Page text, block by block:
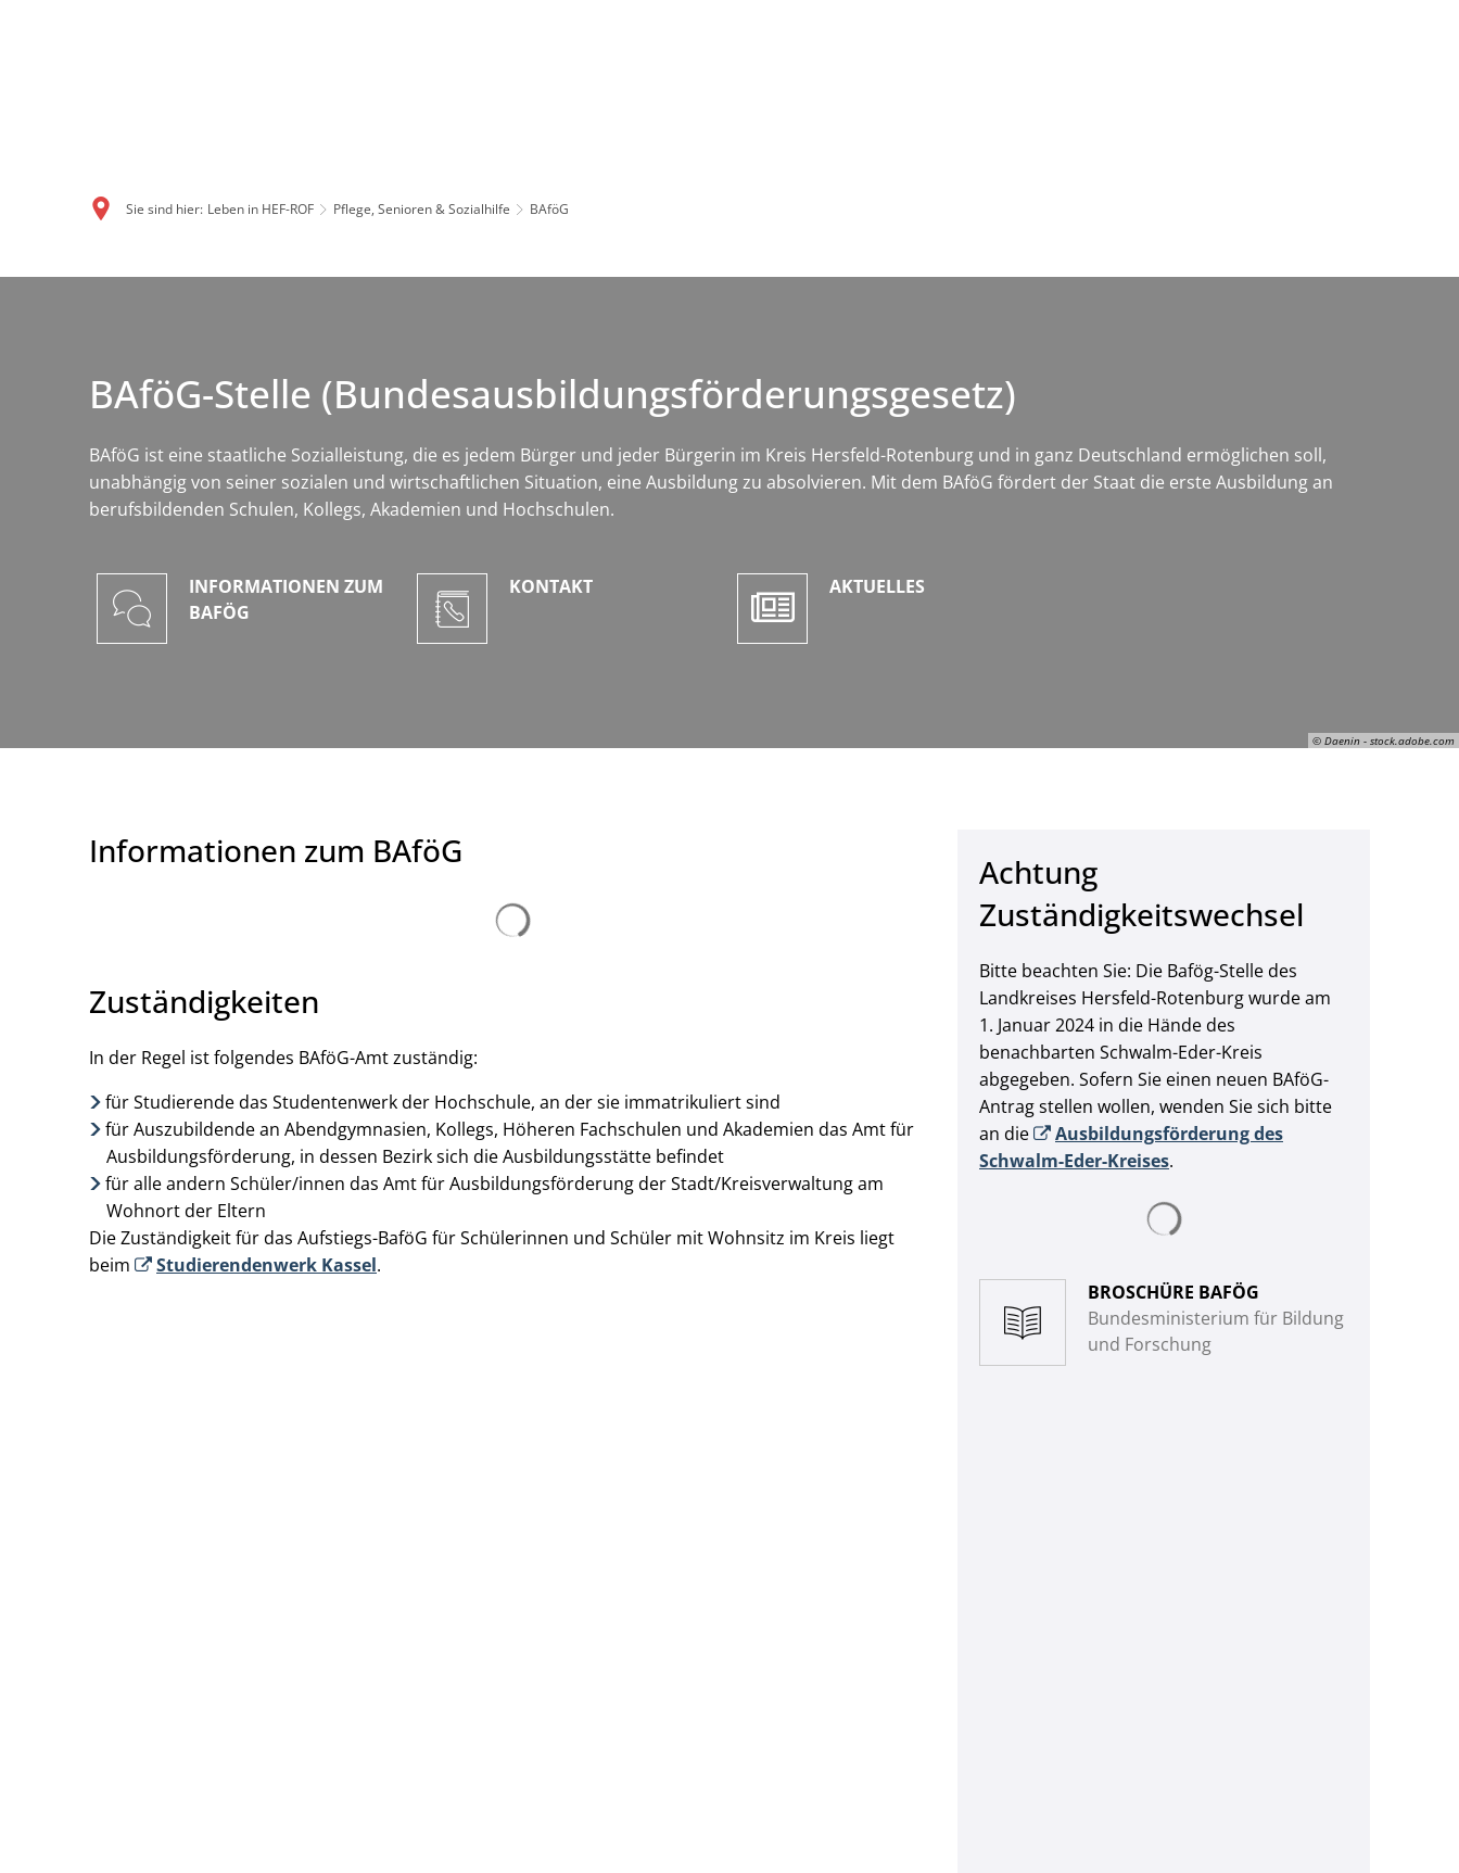
Sie sind hier: Leben in HEF-ROF Pflege, Senioren & Sozialhilfe BAföG
© Daenin - stock.adobe.com
BAföG-Stelle (Bundesausbildungsförderungsgesetz)
BAföG ist eine staatliche Sozialleistung, die es jedem Bürger und jeder Bürgerin im Kreis Hersfeld-Rotenburg und in ganz Deutschland ermöglichen soll,
unabhängig von seiner sozialen und wirtschaftlichen Situation, eine Ausbildung zu absolvieren. Mit dem BAföG fördert der Staat die erste Ausbildung an
berufsbildenden Schulen, Kollegs, Akademien und Hochschulen.
INFORMATIONEN ZUM
BAFÖG
KONTAKT AKTUELLES
Informationen zum BAföG
Zuständigkeiten
In der Regel ist folgendes BAföG-Amt zuständig:
für Studierende das Studentenwerk der Hochschule, an der sie immatrikuliert sind
für Auszubildende an Abendgymnasien, Kollegs, Höheren Fachschulen und Akademien das Amt für
Ausbildungsförderung, in dessen Bezirk sich die Ausbildungsstätte befindet
für alle andern Schüler/innen das Amt für Ausbildungsförderung der Stadt/Kreisverwaltung am
Wohnort der Eltern
Die Zuständigkeit für das Aufstiegs-BaföG für Schülerinnen und Schüler mit Wohnsitz im Kreis liegt
beim
Studierendenwerk Kassel.
Achtung
Zuständigkeitswechsel
Bitte beachten Sie: Die Bafög-Stelle des
Landkreises Hersfeld-Rotenburg wurde am
1. Januar 2024 in die Hände des
benachbarten Schwalm-Eder-Kreis
abgegeben. Sofern Sie einen neuen BAföG-
Antrag stellen wollen, wenden Sie sich bitte
an die
Ausbildungsförderung des
Schwalm-Eder-Kreises.
BROSCHÜRE BAFÖG
Bundesministerium für Bildung
und Forschung